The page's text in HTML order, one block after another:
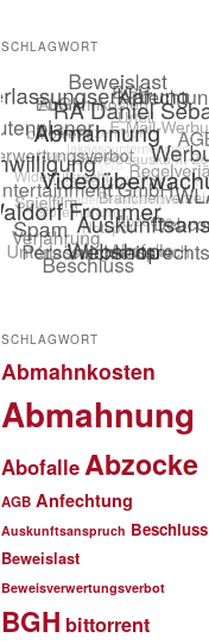
SCHLAGWORT
SCHLAGWORT
Abmahnkosten
Abmahnung
AbofalleAbzocke
AGB Anfechtung
Auskunftsanspruch Beschluss
Beweislast
Beweisverwertungsverbot
BGH bittorrent